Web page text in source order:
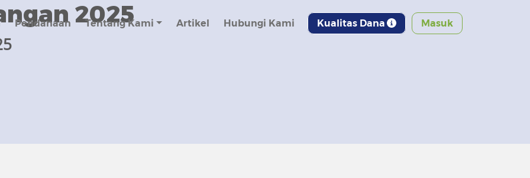
Pendanaan Tentang Kami Artikel Hubungi Kami Kualitas Dana Masuk
2025